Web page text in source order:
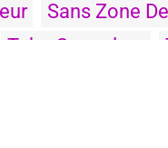
Sans Zone
Tube Convolute